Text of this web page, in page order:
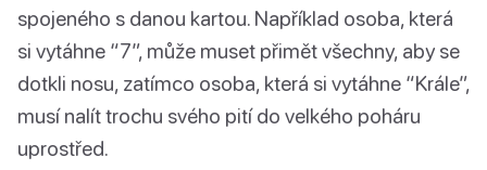
spojeného s danou kartou. Například osoba, která
si vytáhne “7”, může muset přimět všechny, aby se
dotkli nosu, zatímco osoba, která si vytáhne “Krále”,
musí nalít trochu svého pití do velkého poháru
uprostřed.